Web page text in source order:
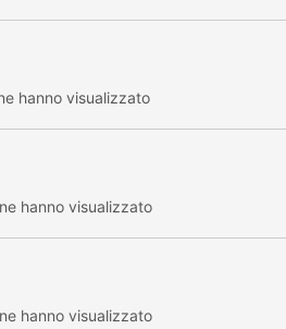
hanno visualizzato
hanno visualizzato
hanno visualizzato